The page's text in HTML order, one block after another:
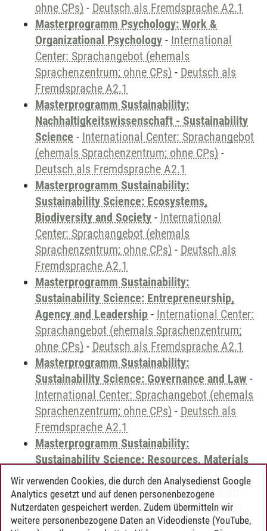
ohne CPs) - Deutsch als Fremdsprache A2.1
Masterprogramm Psychology: Work &
Organizational Psychology - International
Center: Sprachangebot (ehemals
Sprachenzentrum; ohne CPs) - Deutsch als
Fremdsprache A2.1
Masterprogramm Sustainability:
Nachhaltigkeitswissenschaft - Sustainability
Science - International Center: Sprachangebot
(ehemals Sprachenzentrum; ohne CPs) -
Deutsch als Fremdsprache A2.1
Masterprogramm Sustainability:
Sustainability Science: Ecosystems,
Biodiversity and Society - International
Center: Sprachangebot (ehemals
Sprachenzentrum; ohne CPs) - Deutsch als
Fremdsprache A2.1
Masterprogramm Sustainability:
Sustainability Science: Entrepreneurship,
Agency and Leadership - International Center:
Sprachangebot (ehemals Sprachenzentrum;
ohne CPs) - Deutsch als Fremdsprache A2.1
Masterprogramm Sustainability:
Sustainability Science: Governance and Law -
International Center: Sprachangebot (ehemals
Sprachenzentrum; ohne CPs) - Deutsch als
Fremdsprache A2.1
Masterprogramm Sustainability:
Sustainability Science: Resources, Materials
and Chemistry -International Center:
Sprachangebot (ehemals Sprachenzentrum;
ohne CPs)-Deutsch als Fremdsprache A2.1
Wir verwenden Cookies, die durch den Analysedienst Google
Analytics gesetzt und auf denen personenbezogene
Nutzerdaten gespeichert werden. Zudem übermitteln wir
weitere personenbezogene Daten an Videodienste (YouTube,